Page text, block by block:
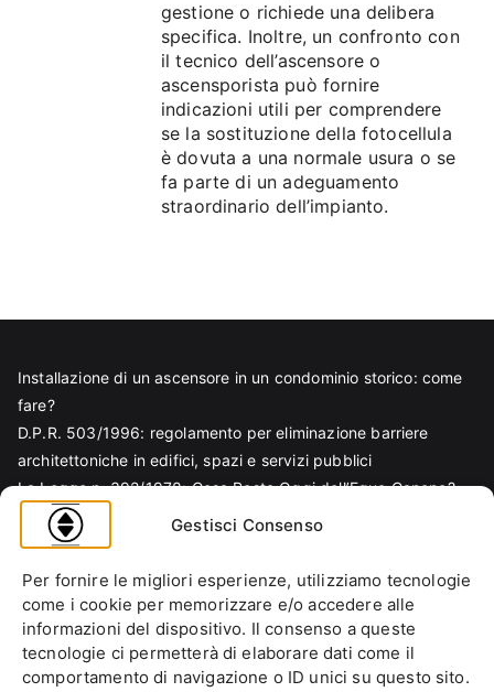
Gestisci Consenso
Per fornire le migliori esperienze, utilizziamo tecnologie
come i cookie per memorizzare e/o accedere alle
informazioni del dispositivo. Il consenso a queste
tecnologie ci permetterà di elaborare dati come il
comportamento di navigazione o ID unici su questo sito.
gestione o richiede una delibera
specifica. Inoltre, un confronto con
il tecnico dell’ascensore o
ascensporista può fornire
indicazioni utili per comprendere
se la sostituzione della fotocellula
è dovuta a una normale usura o se
fa parte di un adeguamento
straordinario dell’impianto.
Installazione di un ascensore in un condominio storico: come
fare?
D.P.R. 503/1996: regolamento per eliminazione barriere
architettoniche in edifici, spazi e servizi pubblici
La Legge n. 392/1978: Cosa Resta Oggi dell’Equo Canone?
Legge Regionale n. 6/1989: Analisi Tecnica per Progettisti e
Amministratori
Norma EN 81-70 e sicurezza nella progettazione ascensore
Ascensore Condominiale
Barriere Architettoniche
Codice Civile
Condominio